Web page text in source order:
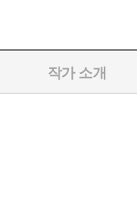
작가 소개